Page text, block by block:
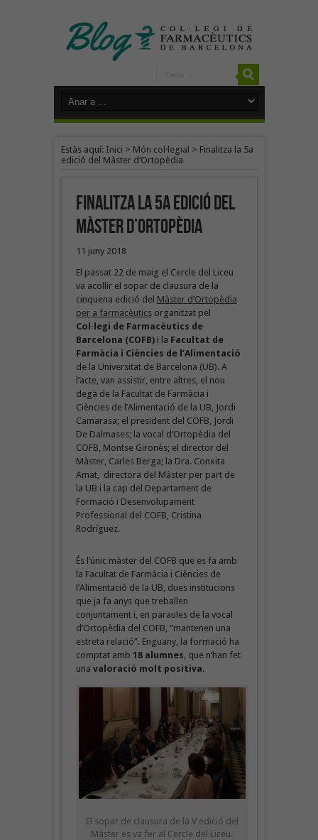
Estàs aquí: Inici > Món col·legial > Finalitza la 5a
edició del Màster d’Ortopèdia
Finalitza la 5a edició del
Màster d’Ortopèdia
11 juny 2018
El passat 22 de maig el Cercle del Liceu
va acollir el sopar de clausura de la
cinquena edició del Màster d’Ortopèdia
per a farmacèuticsorganitzat pel
Col·legi de Farmacèutics de
Barcelona (COFB)i la Facultat de
Farmàcia i Ciències de l’Alimentació
de la Universitat de Barcelona (UB). A
l’acte, van assistir, entre altres, el nou
degà de la Facultat de Farmàcia i
Ciències de l’Alimentació de la UB, Jordi
Camarasa; el president del COFB, Jordi
De Dalmases; la vocal d’Ortopèdia del
COFB, Montse Gironès; el director del
Màster, Carles Berga; la Dra. Conxita
Amat, directora del Màster per part de
la UB i la cap del Departament de
Formació i Desenvolupament
Professional del COFB, Cristina
Rodríguez.
És l’únic màster del COFB que es fa amb
la Facultat de Farmàcia i Ciències de
l’Alimentació de la UB, dues institucions
que ja fa anys que treballen
conjuntament i, en paraules de la vocal
d’Ortopèdia del COFB, “mantenen una
estreta relació”. Enguany, la formació ha
comptat amb 18 alumnes , que n’han fet
una valoració molt positiva.
El sopar de clausura de la V edició del
Màster es va fer al Cercle del Liceu.